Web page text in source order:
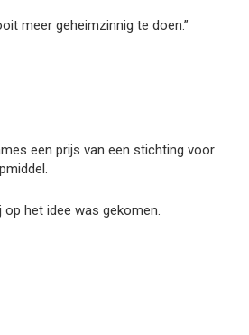
meer geheimzinnig te doen.”
een prijs van een stichting voor
het idee was gekomen.